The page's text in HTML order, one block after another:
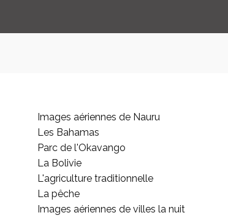
Images aériennes de Nauru
Les Bahamas
Parc de l'Okavango
La Bolivie
L'agriculture traditionnelle
La pêche
Images aériennes de villes la nuit